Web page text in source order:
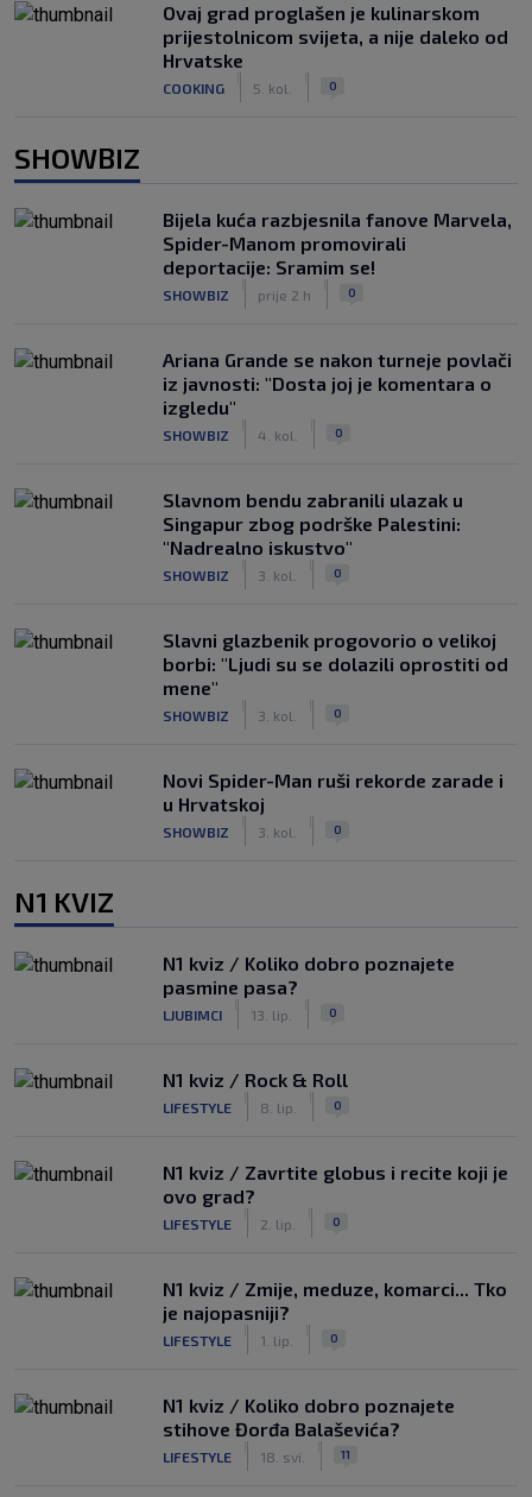
Ovaj grad proglašen je kulinarskom
prijestolnicom svijeta, a nije daleko od
Hrvatske
COOKING 5. kol. 0
SHOWBIZ
Bijela kuća razbjesnila fanove Marvela,
Spider-Manom promovirali
deportacije: Sramim se!
SHOWBIZ prije 2 h 0
Ariana Grande se nakon turneje povlači
iz javnosti: "Dosta joj je komentara o
izgledu"
SHOWBIZ 4. kol. 0
Slavnom bendu zabranili ulazak u
Singapur zbog podrške Palestini:
"Nadrealno iskustvo"
SHOWBIZ 3. kol. 0
Slavni glazbenik progovorio o velikoj
borbi: "Ljudi su se dolazili oprostiti od
mene"
SHOWBIZ 3. kol. 0
Novi Spider-Man ruši rekorde zarade i
u Hrvatskoj
SHOWBIZ 3. kol. 0
N1 KVIZ
N1 kviz / Koliko dobro poznajete
pasmine pasa?
LJUBIMCI 13. lip. 0
N1 kviz / Rock & Roll
LIFESTYLE 8. lip. 0
N1 kviz / Zavrtite globus i recite koji je
ovo grad?
LIFESTYLE 2. lip. 0
N1 kviz / Zmije, meduze, komarci... Tko
je najopasniji?
LIFESTYLE 1. lip. 0
N1 kviz / Koliko dobro poznajete
stihove Đorđa Balaševića?
LIFESTYLE 18. svi. 11